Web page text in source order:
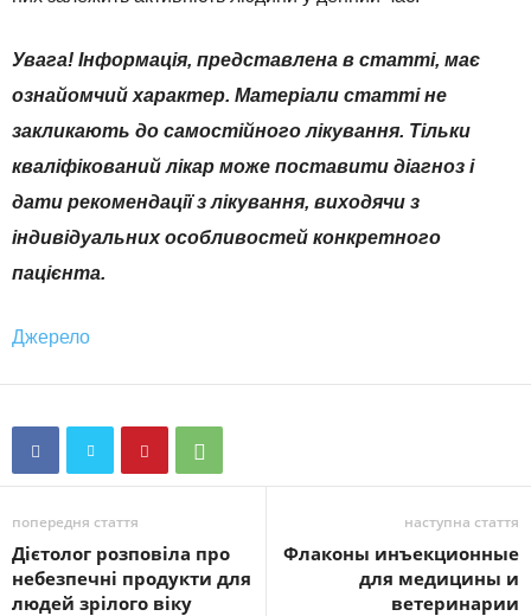
Увага! Інформація, представлена в статті, має
ознайомчий характер. Матеріали статті не
закликають до самостійного лікування. Тільки
кваліфікований лікар може поставити діагноз і
дати рекомендації з лікування, виходячи з
індивідуальних особливостей конкретного
пацієнта.
Джерело
попередня стаття
Дієтолог розповіла про
небезпечні продукти для
людей зрілого віку
наступна стаття
Флаконы инъекционные
для медицины и
ветеринарии